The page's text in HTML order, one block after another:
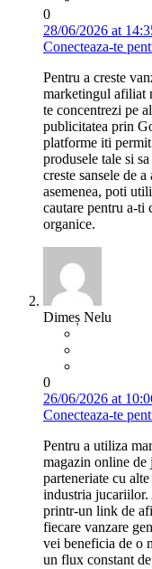
0
28/06/2026 at
Conecteaza-te
Pentru a creste
marketingul afiliat
te concentrezi pe
publicitatea prin
platforme iti
produsele tale si
creste sansele de
asemenea, poti
cautare pentru a-ti
organice.
Dimeș Nelu
0
26/06/2026 at
Conecteaza-te
Pentru a utiliza
magazin online
parteneriate cu
industria jucariilor.
printr-un link de
fiecare vanzare
vei beneficia de o
un flux constant